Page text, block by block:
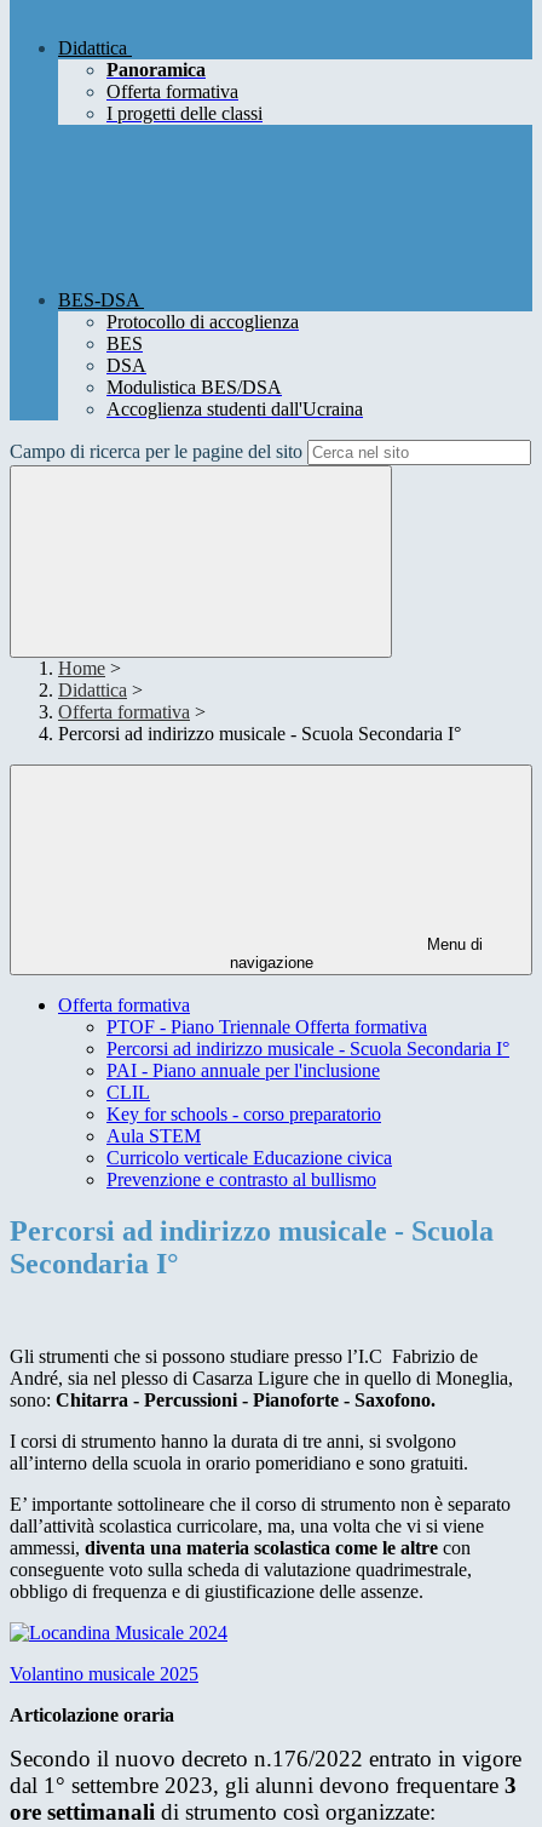
Didattica
Panoramica
Offerta formativa
I progetti delle classi
BES-DSA
Protocollo di accoglienza
BES
DSA
Modulistica BES/DSA
Accoglienza studenti dall'Ucraina
Campo di ricerca per le pagine del sito
Home >
Didattica >
Offerta formativa >
Percorsi ad indirizzo musicale - Scuola Secondaria I°
Menu di
navigazione
Offerta formativa
PTOF - Piano Triennale Offerta formativa
Percorsi ad indirizzo musicale - Scuola Secondaria I°
PAI - Piano annuale per l'inclusione
CLIL
Key for schools - corso preparatorio
Aula STEM
Curricolo verticale Educazione civica
Prevenzione e contrasto al bullismo
Percorsi ad indirizzo musicale - Scuola
Secondaria I°
Gli strumenti che si possono studiare presso l’I.C Fabrizio de
André, sia nel plesso di Casarza Ligure che in quello di Moneglia,
sono: Chitarra - Percussioni - Pianoforte - Saxofono.
I corsi di strumento hanno la durata di tre anni, si svolgono
all’interno della scuola in orario pomeridiano e sono gratuiti.
E’ importante sottolineare che il corso di strumento non è separato
dall’attività scolastica curricolare, ma, una volta che vi si viene
ammessi, diventa una materia scolastica come le altre con
conseguente voto sulla scheda di valutazione quadrimestrale,
obbligo di frequenza e di giustificazione delle assenze.
Volantino musicale 2025
Articolazione oraria
Secondo il nuovo decreto n.176/2022 entrato in vigore
dal 1° settembre 2023, gli alunni devono frequentare 3
ore settimanali di strumento così organizzate: